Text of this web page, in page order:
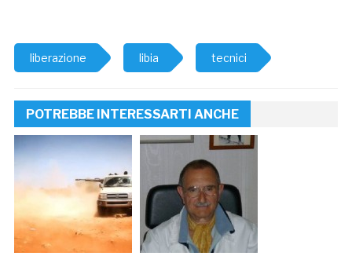
liberazione libia tecnici
POTREBBE INTERESSARTI ANCHE